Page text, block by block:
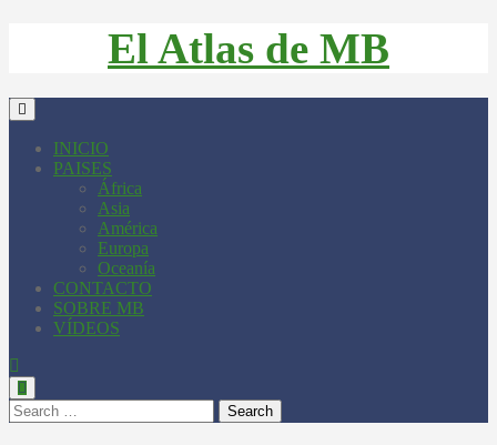
El Atlas de MB
INICIO
PAISES
África
Asia
América
Europa
Oceanía
CONTACTO
SOBRE MB
VÍDEOS
Search